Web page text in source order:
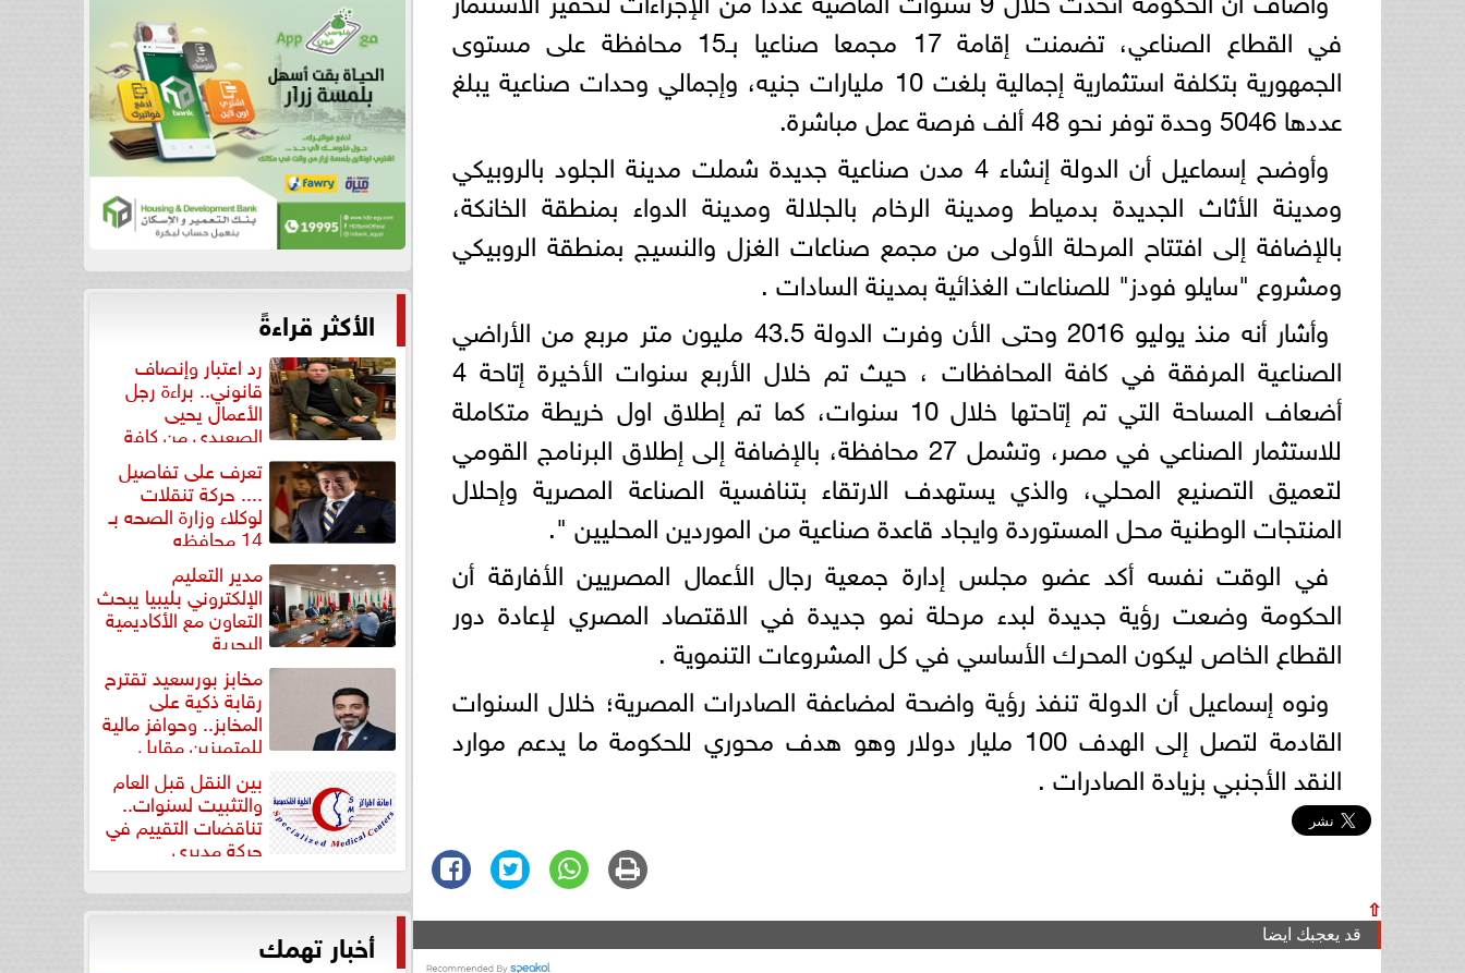
في القطاع الصناعي، تضمنت إقامة 17 مجمعا صناعيا بـ15 محافظة على مستوى
الجمهورية بتكلفة استثمارية إجمالية بلغت 10 مليارات جنيه، وإجمالي وحدات صناعية يبلغ
عددها 5046 وحدة توفر نحو 48 ألف فرصة عمل مباشرة.
وأوضح إسماعيل أن الدولة إنشاء 4 مدن صناعية جديدة شملت مدينة الجلود بالروبيكي
ومدينة الأثاث الجديدة بدمياط ومدينة الرخام بالجلالة ومدينة الدواء بمنطقة الخانكة،
بالإضافة إلى افتتاح المرحلة الأولى من مجمع صناعات الغزل والنسيج بمنطقة الروبيكي
ومشروع "سايلو فودز" للصناعات الغذائية بمدينة السادات .
وأشار أنه منذ يوليو 2016 وحتى الأن وفرت الدولة 43.5 مليون متر مربع من الأراضي
الصناعية المرفقة في كافة المحافظات ، حيث تم خلال الأربع سنوات الأخيرة إتاحة 4
أضعاف المساحة التي تم إتاحتها خلال 10 سنوات، كما تم إطلاق اول خريطة متكاملة
للاستثمار الصناعي في مصر، وتشمل 27 محافظة، بالإضافة إلى إطلاق البرنامج القومي
لتعميق التصنيع المحلي، والذي يستهدف الارتقاء بتنافسية الصناعة المصرية وإحلال
المنتجات الوطنية محل المستوردة وايجاد قاعدة صناعية من الموردين المحليين ".
في الوقت نفسه أكد عضو مجلس إدارة جمعية رجال الأعمال المصريين الأفارقة أن
الحكومة وضعت رؤية جديدة لبدء مرحلة نمو جديدة في الاقتصاد المصري لإعادة دور
القطاع الخاص ليكون المحرك الأساسي في كل المشروعات التنموية .
ونوه إسماعيل أن الدولة تنفذ رؤية واضحة لمضاعفة الصادرات المصرية؛ خلال السنوات
القادمة لتصل إلى الهدف 100 مليار دولار وهو هدف محوري للحكومة ما يدعم موارد
النقد الأجنبي بزيادة الصادرات .
⇧
قد يعجبك ايضا
الأكثر قراءةً
رد اعتبار وإنصاف
قانوني.. براءة رجل
الأعمال يحيى
الصعيدي من كافة
التهم... تعرف على تفاصيل
.... حركة تنقلات
لوكلاء وزارة الصحه بـ
14 محافظه
مدير التعليم
الإلكتروني بليبيا يبحث
التعاون مع الأكاديمية
البحرية
مخابز بورسعيد تقترح
رقابة ذكية على
المخابز.. وحوافز مالية
للمتميزين مقابل
بين النقل قبل العام
والتثبيت لسنوات..
تناقضات التقييم في
حركة مديري
”مستشفيات...
أخبار تهمك